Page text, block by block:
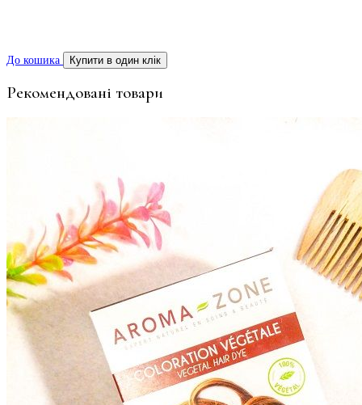
До кошика Купити в один клік
Рекомендовані товари